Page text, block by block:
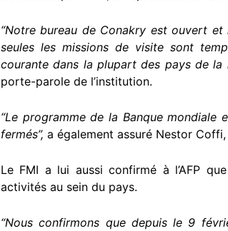
“Notre bureau de Conakry est ouvert
seules les missions de visite sont
courante dans la plupart des pays de la
porte-parole de l’institution.
“Le programme de la Banque mondiale
fermés”, a également assuré Nestor
Le FMI a lui aussi confirmé à l’AFP
activités au sein du pays.
“Nous confirmons que depuis le 9